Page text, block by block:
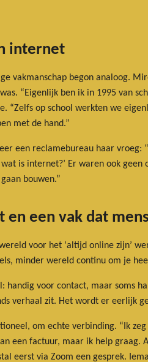
internet
vakmanschap begon analoog.
“Eigenlijk ben ik in 1995 van
“Zelfs op school werkten we
met de hand.”
een reclamebureau haar vroeg:
is internet?’ Er waren ook
bouwen.”
en een vak dat
voor het ‘altijd online zijn’
minder wereld continu om je
handig voor contact, maar soms
verhaal zit. Het wordt er eerlijk
om echte verbinding. “Ik
een factuur, maar ik help
eerst via Zoom een gesprek.